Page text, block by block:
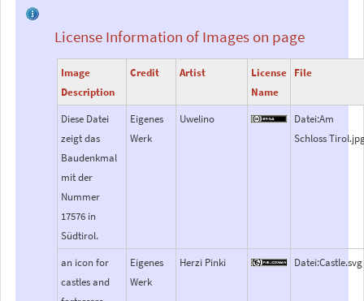
License Information of Images on page
Image
Description
Credit Artist
License
Name
File
Diese Datei
zeigt das
Baudenkmal
mit der
Nummer
17576 in
Südtirol.
Eigenes
Werk
Uwelino
Datei:Am
Schloss
an icon for
castles and
Eigenes
Werk
Herzi Pinki Datei:Castle.svg